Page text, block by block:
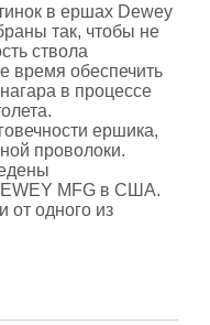
в ершах Dewey
так, чтобы не
ствола
время обеспечить
в процессе
ершика,
проволоки.
MFG в США.
от одного из